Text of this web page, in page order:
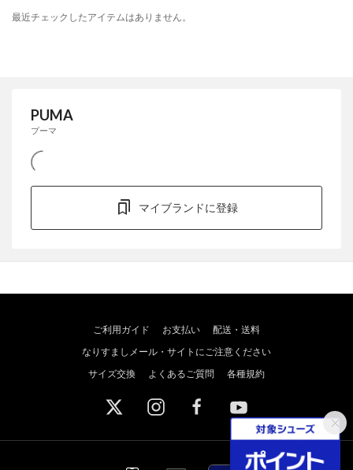
最近チェックしたアイテムはありません。
PUMA
プーマ
マイブランドに登録
ご利用ガイド お支払い
配送・送料
なりすましメール・サイトにご注意ください
サイズ交換
よくあるご質問 各種規約